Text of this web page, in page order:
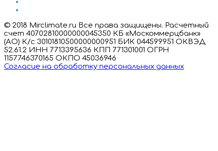
© 2018 Mirclimate.ru Все права защищены. Расчетный
счет 40702810000000045350 КБ «Москоммерцбанк»
(АО) К/с 30101810500000000951 БИК 044599951 ОКВЭД
52.61.2 ИНН 7713395636 КПП 771301001 ОГРН
1157746370165 ОКПО 45036946
Согласие на обработку персональных данных